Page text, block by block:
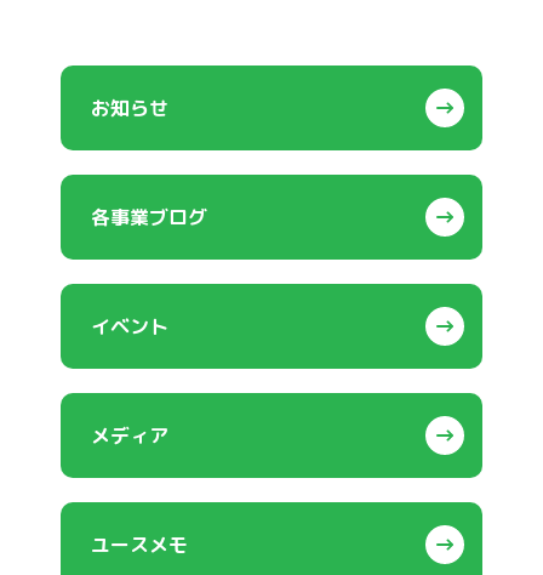
お知らせ
各事業ブログ
イベント
メディア
ユースメモ